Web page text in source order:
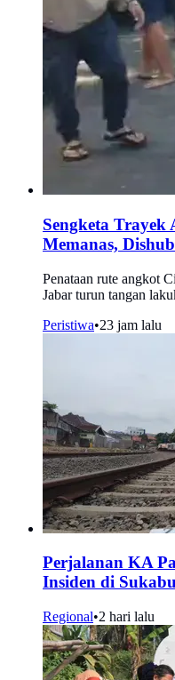
Sengketa
Memanas,
Penataan rute angkot
Jabar turun tangan
Peristiwa•23 jam lalu
Perjalanan KA
Insiden di
Regional•2 hari lalu